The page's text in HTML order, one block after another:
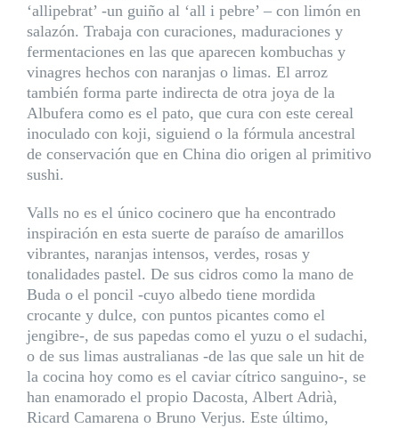
‘allipebrat’ -un guiño al ‘all i pebre’ – con limón en
salazón. Trabaja con curaciones, maduraciones y
fermentaciones en las que aparecen kombuchas y
vinagres hechos con naranjas o limas. El arroz
también forma parte indirecta de otra joya de la
Albufera como es el pato, que cura con este cereal
inoculado con koji, siguiend o la fórmula ancestral
de conservación que en China dio origen al primitivo
sushi.
Valls no es el único cocinero que ha encontrado
inspiración en esta suerte de paraíso de amarillos
vibrantes, naranjas intensos, verdes, rosas y
tonalidades pastel. De sus cidros como la mano de
Buda o el poncil -cuyo albedo tiene mordida
crocante y dulce, con puntos picantes como el
jengibre-, de sus papedas como el yuzu o el sudachi,
o de sus limas australianas -de las que sale un hit de
la cocina hoy como es el caviar cítrico sanguino-, se
han enamorado el propio Dacosta, Albert Adrià,
Ricard Camarena o Bruno Verjus. Este último,